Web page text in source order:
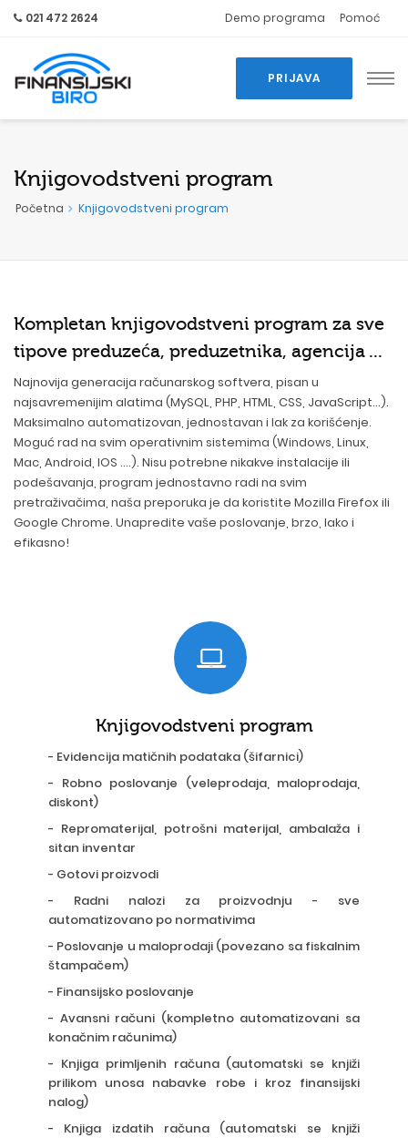
021 472 2624 Demo programa Pomoć
PRIJAVA
Knjigovodstveni program
Početna Knjigovodstveni program
Kompletan knjigovodstveni program za sve
tipove preduzeća, preduzetnika, agencija ...
Najnovija generacija računarskog softvera, pisan u
najsavremenijim alatima (MySQL, PHP, HTML, CSS, JavaScript...).
Maksimalno automatizovan, jednostavan i lak za korišćenje.
Moguć rad na svim operativnim sistemima (Windows, Linux,
Mac, Android, IOS ....). Nisu potrebne nikakve instalacije ili
podešavanja, program jednostavno radi na svim
pretraživačima, naša preporuka je da koristite Mozilla Firefox ili
Google Chrome. Unapredite vaše poslovanje, brzo, lako i
efikasno!
Knjigovodstveni program
- Evidencija matičnih podataka (šifarnici)
- Robno poslovanje (veleprodaja, maloprodaja,
diskont)
- Repromaterijal, potrošni materijal, ambalaža i
sitan inventar
- Gotovi proizvodi
- Radni nalozi za proizvodnju - sve
automatizovano po normativima
- Poslovanje u maloprodaji (povezano sa fiskalnim
štampačem)
- Finansijsko poslovanje
- Avansni računi (kompletno automatizovani sa
konačnim računima)
- Knjiga primljenih računa (automatski se knjiži
prilikom unosa nabavke robe i kroz finansijski
nalog)
- Knjiga izdatih računa (automatski se knjiži